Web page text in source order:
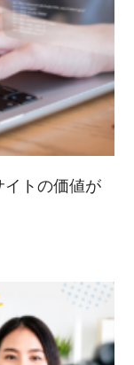
トの価値が